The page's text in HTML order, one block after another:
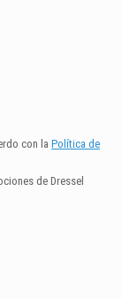
con la Política de
de Dressel